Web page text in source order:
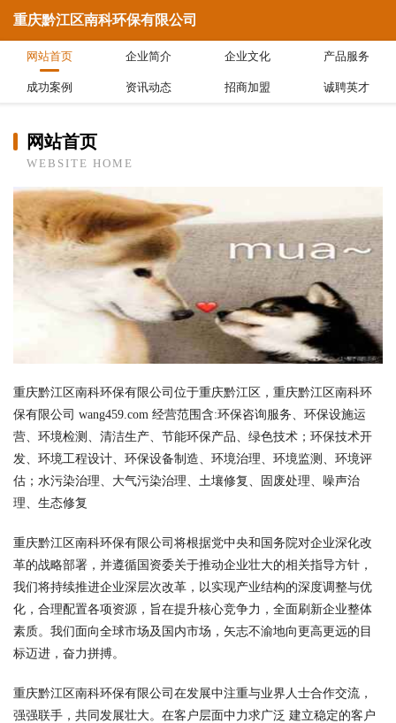
重庆黔江区南科环保有限公司
网站首页 企业简介 企业文化 产品服务
成功案例 资讯动态 招商加盟 诚聘英才
网站首页
WEBSITE HOME
重庆黔江区南科环保有限公司位于重庆黔江区，重庆黔江区南科环
保有限公司 wang459.com 经营范围含:环保咨询服务、环保设施运
营、环境检测、清洁生产、节能环保产品、绿色技术；环保技术开
发、环境工程设计、环保设备制造、环境治理、环境监测、环境评
估；水污染治理、大气污染治理、土壤修复、固废处理、噪声治
理、生态修复
重庆黔江区南科环保有限公司将根据党中央和国务院对企业深化改
革的战略部署，并遵循国资委关于推动企业壮大的相关指导方针，
我们将持续推进企业深层次改革，以实现产业结构的深度调整与优
化，合理配置各项资源，旨在提升核心竞争力，全面刷新企业整体
素质。我们面向全球市场及国内市场，矢志不渝地向更高更远的目
标迈进，奋力拼搏。
重庆黔江区南科环保有限公司在发展中注重与业界人士合作交流，
强强联手，共同发展壮大。在客户层面中力求广泛 建立稳定的客户